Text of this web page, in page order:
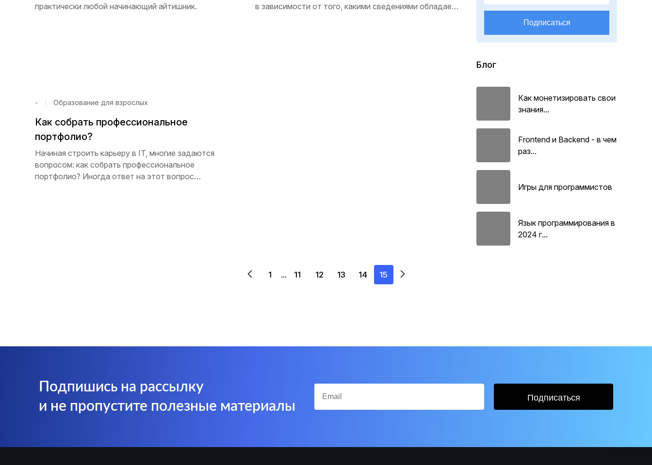
практически любой начинающий айтишник.
в зависимости от того, какими сведениями обладает
- Образование для взрослых
Как собрать профессиональное
портфолио?
Начиная строить карьеру в IT, многие задаются
вопросом: как собрать профессиональное
портфолио? Иногда ответ на этот вопрос
Подписаться
Блог
Как монетизировать свои
знания...
Frontend и Backend - в чем
раз...
Игры для программистов
Язык программирования в
2024 г...
1 ... 11 12 13 14 15
Подпишись на рассылку
и не пропустите полезные материалы
Подписаться